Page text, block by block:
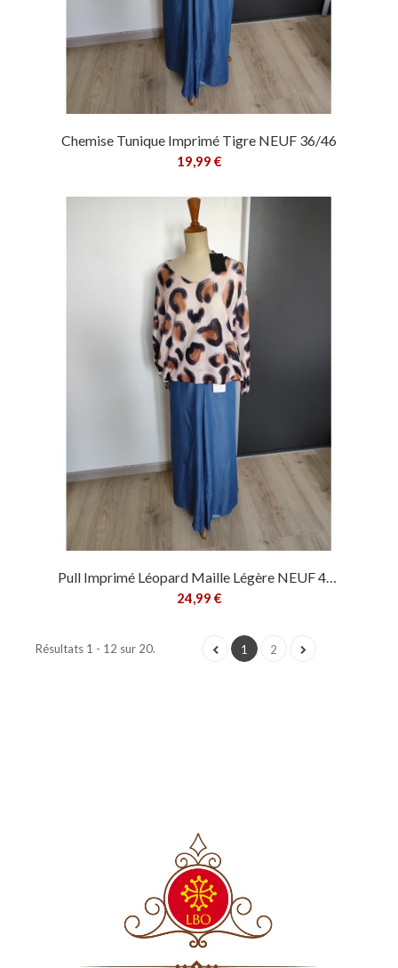
Chemise Tunique Imprimé Tigre NEUF 36/46
19,99 €
24,99 €
1 2
Résultats 1 - 12 sur 20.